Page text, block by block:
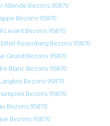
Allende Bezons 95870
Bezons 95870
Levant Bezons 95870
Rosenberg Bezons 95870
Girard Bezons 95870
Blanc Bezons 95870
Bezons 95870
Bezons 95870
Bezons 95870
Bezons 95870